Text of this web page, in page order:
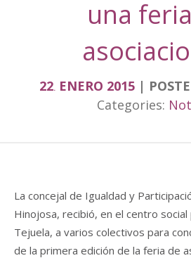
una
22. ENERO 2015
Categories:
La concejal de Igualdad y
Hinojosa, recibió, en el centro
Tejuela, a varios colectivos para
de la primera edición de la feria de